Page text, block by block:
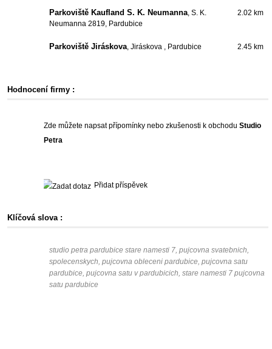
Parkoviště Kaufland S. K. Neumanna, S. K.
Neumanna 2819, Pardubice
2.02 km
Parkoviště Jiráskova, Jiráskova , Pardubice 2.45 km
Hodnocení firmy :
Zde můžete napsat přípomínky nebo zkušenosti k obchoduStudio
Petra
Přidat příspěvek
Klíčová slova :
studio petra pardubice stare namesti 7, pujcovna svatebnich,
spolecenskych, pujcovna obleceni pardubice, pujcovna satu
pardubice, pujcovna satu v pardubicich, stare namesti 7 pujcovna
satu pardubice